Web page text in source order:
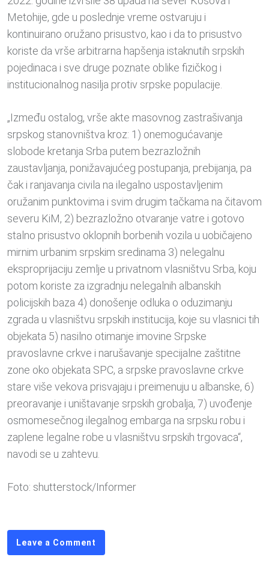
Metohije, gde u poslednje vreme ostvaruju i
kontinuirano oružano prisustvo, kao i da to prisustvo
koriste da vrše arbitrarna hapšenja istaknutih srpskih
pojedinaca i sve druge poznate oblike fizičkog i
institucionalnog nasilja protiv srpske populacije.
„Između ostalog, vrše akte masovnog zastrašivanja
srpskog stanovništva kroz: 1) onemogućavanje
slobode kretanja Srba putem bezrazložnih
zaustavljanja, ponižavajućeg postupanja, prebijanja, pa
čak i ranjavanja civila na ilegalno uspostavljenim
oružanim punktovima i svim drugim tačkama na čitavom
severu KiM, 2) bezrazložno otvaranje vatre i gotovo
stalno prisustvo oklopnih borbenih vozila u uobičajeno
mirnim urbanim srpskim sredinama 3) nelegalnu
eksproprijaciju zemlje u privatnom vlasništvu Srba, koju
potom koriste za izgradnju nelegalnih albanskih
policijskih baza 4) donošenje odluka o oduzimanju
zgrada u vlasništvu srpskih institucija, koje su vlasnici tih
objekata 5) nasilno otimanje imovine Srpske
pravoslavne crkve i narušavanje specijalne zaštitne
zone oko objekata SPC, a srpske pravoslavne crkve
stare više vekova prisvajaju i preimenuju u albanske, 6)
preoravanje i uništavanje srpskih grobalja, 7) uvođenje
osmomesečnog ilegalnog embarga na srpsku robu i
zaplene legalne robe u vlasništvu srpskih trgovaca“,
navodi se u zahtevu.
Foto: shutterstock/Informer
Leave a Comment